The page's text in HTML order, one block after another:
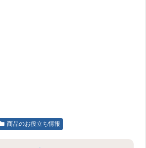
商品のお役立ち情報